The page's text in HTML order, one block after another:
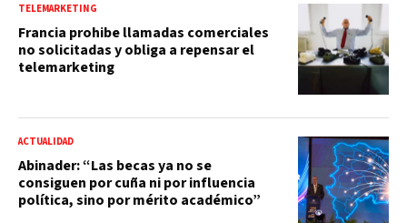
TELEMARKETING
Francia prohibe llamadas comerciales
no solicitadas y obliga a repensar el
telemarketing
ACTUALIDAD
Abinader: “Las becas ya no se
consiguen por cuña ni por influencia
política, sino por mérito académico”